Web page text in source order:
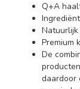
Q+A
Premium
De
daardoor